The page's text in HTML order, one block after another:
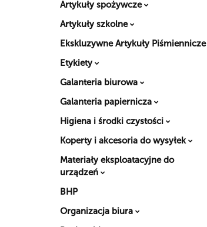
Artykuły spożywcze
Artykuły szkolne
Ekskluzywne Artykuły Piśmiennicze
Etykiety
Galanteria biurowa
Galanteria papiernicza
Higiena i środki czystości
Koperty i akcesoria do wysyłek
Materiały eksploatacyjne do
urządzeń
BHP
Organizacja biura